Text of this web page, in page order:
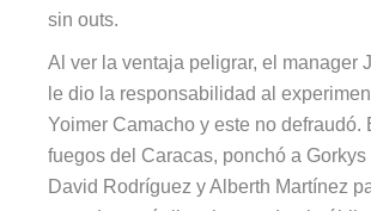
sin outs.
Al ver la ventaja peligrar, el manager
le dio la responsabilidad al
Yoimer Camacho y este no defraudó.
fuegos del Caracas, ponchó a
David Rodríguez y Alberth Martínez